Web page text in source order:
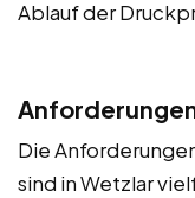
Ablauf der
Die
sind in Wetzlar